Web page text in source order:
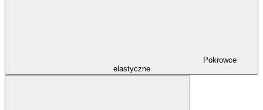
Pokrowce
elastyczne